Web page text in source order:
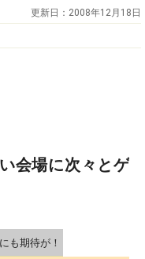
更新日： 2008年12月18日
会場に次々とゲ
も期待が！